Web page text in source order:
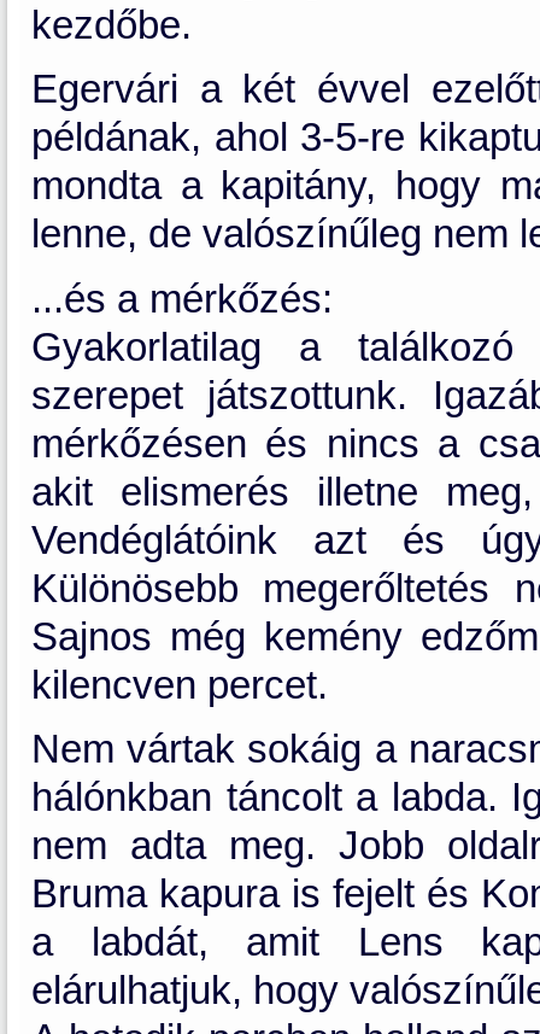
kezdőbe.
Egervári a két évvel
példának, ahol 3-5-re
mondta a kapitány, hogy
lenne, de valószínűleg nem
...és a mérkőzés:
Gyakorlatilag a
szerepet játszottunk.
mérkőzésen és nincs a
akit elismerés illetne
Vendéglátóink azt és
Különösebb megerőltetés
Sajnos még kemény
kilencven percet.
Nem vártak sokáig a
hálónkban táncolt a labda.
nem adta meg. Jobb
Bruma kapura is fejelt és
a labdát, amit Lens
elárulhatjuk, hogy